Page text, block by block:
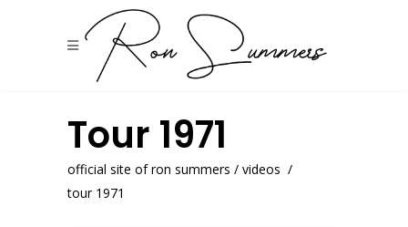
Tour 1971
official site of ron summers / videos /
tour 1971